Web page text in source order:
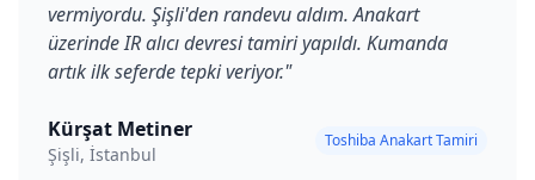
vermiyordu. Şişli'den randevu aldım. Anakart
üzerinde IR alıcı devresi tamiri yapıldı. Kumanda
artık ilk seferde tepki veriyor."
Kürşat Metiner
Şişli, İstanbul
Toshiba Anakart Tamiri